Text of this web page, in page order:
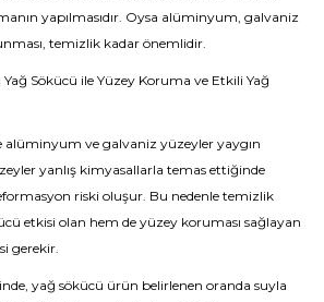
yapılmasıdır. Oysa alüminyum, galvaniz
temizlik kadar önemlidir.
Sökücü ile Yüzey Koruma ve Etkili Yağ
alüminyum ve galvaniz yüzeyler yaygın
yanlış kimyasallarla temas ettiğinde
riski oluşur. Bu nedenle temizlik
etkisi olan hem de yüzey koruması sağlayan
gerekir.
yağ sökücü ürün belirlenen oranda suyla